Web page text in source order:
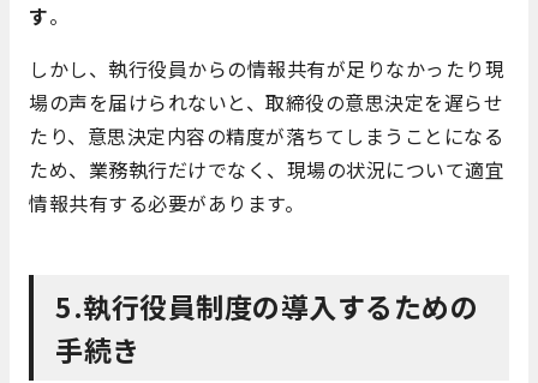
す。
しかし、執行役員からの情報共有が足りなかったり現
場の声を届けられないと、取締役の意思決定を遅らせ
たり、意思決定内容の精度が落ちてしまうことになる
ため、業務執行だけでなく、現場の状況について適宜
情報共有する必要があります。
5.執行役員制度の導入するための
手続き